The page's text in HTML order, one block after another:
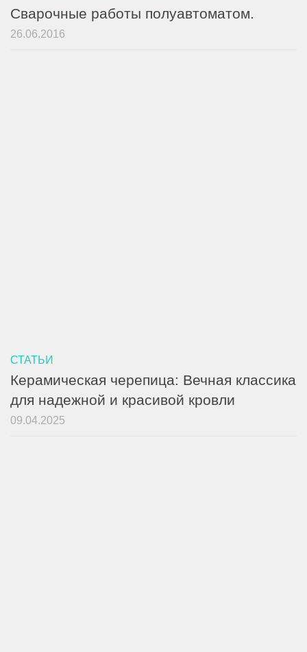
Сварочные работы полуавтоматом.
26.06.2016
СТАТЬИ
Керамическая черепица: Вечная классика
для надежной и красивой кровли
09.04.2025